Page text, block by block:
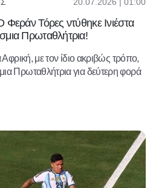
Φεράν Τόρες ντύθηκε Ινιέστα
Πρωταθλήτρια!
Αφρική, με τον ίδιο ακριβώς τρόπο,
Πρωταθλήτρια για δεύτερη φορά